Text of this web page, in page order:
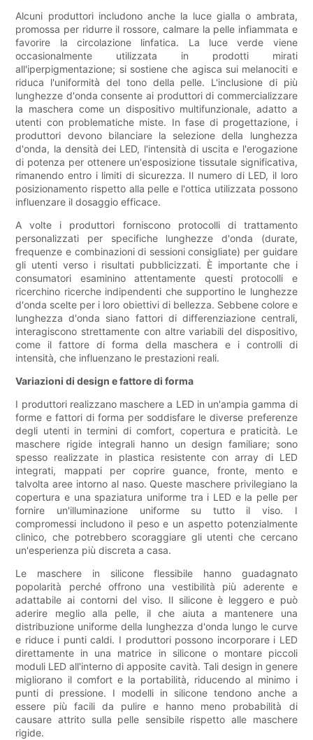
Alcuni produttori includono anche la luce gialla o ambrata,
promossa per ridurre il rossore, calmare la pelle infiammata e
favorire la circolazione linfatica. La luce verde viene
occasionalmente utilizzata in prodotti mirati
all'iperpigmentazione; si sostiene che agisca sui melanociti e
riduca l'uniformità del tono della pelle. L'inclusione di più
lunghezze d'onda consente ai produttori di commercializzare
la maschera come un dispositivo multifunzionale, adatto a
utenti con problematiche miste. In fase di progettazione, i
produttori devono bilanciare la selezione della lunghezza
d'onda, la densità dei LED, l'intensità di uscita e l'erogazione
di potenza per ottenere un'esposizione tissutale significativa,
rimanendo entro i limiti di sicurezza. Il numero di LED, il loro
posizionamento rispetto alla pelle e l'ottica utilizzata possono
influenzare il dosaggio efficace.
A volte i produttori forniscono protocolli di trattamento
personalizzati per specifiche lunghezze d'onda (durate,
frequenze e combinazioni di sessioni consigliate) per guidare
gli utenti verso i risultati pubblicizzati. È importante che i
consumatori esaminino attentamente questi protocolli e
ricerchino ricerche indipendenti che supportino le lunghezze
d'onda scelte per i loro obiettivi di bellezza. Sebbene colore e
lunghezza d'onda siano fattori di differenziazione centrali,
interagiscono strettamente con altre variabili del dispositivo,
come il fattore di forma della maschera e i controlli di
intensità, che influenzano le prestazioni reali.
Variazioni di design e fattore di forma
I produttori realizzano maschere a LED in un'ampia gamma di
forme e fattori di forma per soddisfare le diverse preferenze
degli utenti in termini di comfort, copertura e praticità. Le
maschere rigide integrali hanno un design familiare; sono
spesso realizzate in plastica resistente con array di LED
integrati, mappati per coprire guance, fronte, mento e
talvolta aree intorno al naso. Queste maschere privilegiano la
copertura e una spaziatura uniforme tra i LED e la pelle per
fornire un'illuminazione uniforme su tutto il viso. I
compromessi includono il peso e un aspetto potenzialmente
clinico, che potrebbero scoraggiare gli utenti che cercano
un'esperienza più discreta a casa.
Le maschere in silicone flessibile hanno guadagnato
popolarità perché offrono una vestibilità più aderente e
adattabile ai contorni del viso. Il silicone è leggero e può
aderire meglio alla pelle, il che aiuta a mantenere una
distribuzione uniforme della lunghezza d'onda lungo le curve
e riduce i punti caldi. I produttori possono incorporare i LED
direttamente in una matrice in silicone o montare piccoli
moduli LED all'interno di apposite cavità. Tali design in genere
migliorano il comfort e la portabilità, riducendo al minimo i
punti di pressione. I modelli in silicone tendono anche a
essere più facili da pulire e hanno meno probabilità di
causare attrito sulla pelle sensibile rispetto alle maschere
rigide.